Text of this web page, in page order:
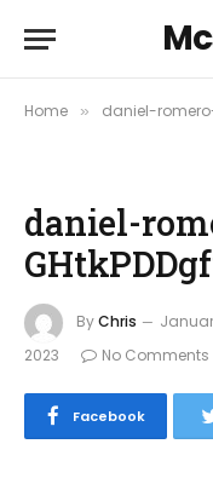
Home » daniel-
daniel-
ByChris
2023
No Comments
Facebook